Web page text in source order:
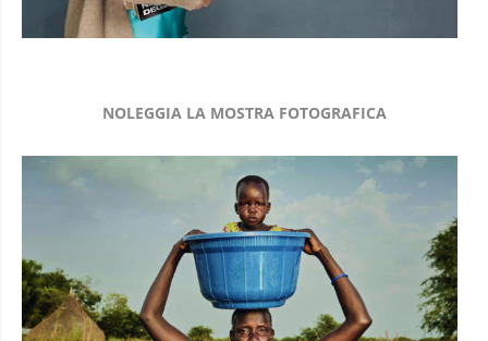
NOLEGGIA LA MOSTRA FOTOGRAFICA